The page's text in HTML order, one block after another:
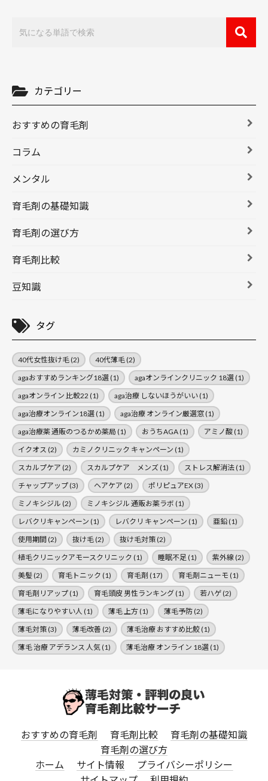
カテゴリー
おすすめの育毛剤
コラム
メンタル
育毛剤の基礎知識
育毛剤の選び方
育毛剤比較
豆知識
タグ
40代女性抜け毛(2) 40代薄毛(2)
agaおすすめランキング18選(1) agaオンラインクリニック 18選(1)
agaオンライン 比較22 (1) aga治療 しないほうがいい(1)
aga治療オンライン18選(1) aga治療 オンライン厳選窓(1)
aga治療薬 通販のつるかめ薬局 (1) おうちAGA(1) アミノ酸(1)
イクオス (2) カミノクリニック キャンペーン (1)
スカルプケア (2) スカルプケア メンズ(1) ストレス解消法(1)
チャップアップ(3) ヘアケア (2) ポリピュアEX(3)
ミノキシジル (2) ミノキシジル 通販お薬ラボ (1)
レバクリキャンペーン (1) レバクリ キャンペーン (1) 亜鉛(1)
使用期間 (2) 抜け毛(2) 抜け毛対策(2)
植毛クリニックアモースクリニック (1) 睡眠不足 (1) 紫外線 (2)
美髪(2) 育毛トニック (1) 育毛剤 (17) 育毛剤ニューモ (1)
育毛剤リアップ(1) 育毛頭皮 男性ランキング(1) 若ハゲ(2)
薄毛になりやすい人 (1) 薄毛 上方(1) 薄毛予防(2)
薄毛対策(3) 薄毛改善 (2) 薄毛治療 おすすめ比鮫(1)
薄毛 治療 アデランス 人気 (1) 薄毛治療 オンライン 18選(1)
おすすめの育毛剤 育毛剤比較
育毛剤の基礎知識
育毛剤の選び方
ホーム
サイト情報
プライバシーポリシー